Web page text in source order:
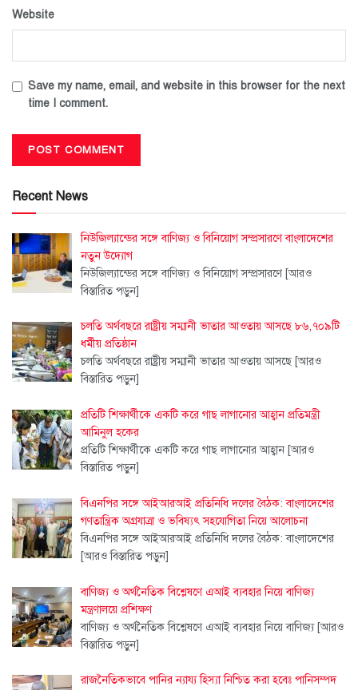
Website
Save my name, email, and website in this browser for the next
time I comment.
Recent News
নিউজিল্যান্ডের সঙ্গে বাণিজ্য ও বিনিয়োগ সম্প্রসারণে বাংলাদেশের
নতুন উদ্যোগ
নিউজিল্যান্ডের সঙ্গে বাণিজ্য ও বিনিয়োগ সম্প্রসারণে [আরও
বিস্তারিত পড়ুন]
চলতি অর্থবছরে রাষ্ট্রীয় সম্মানী ভাতার আওতায় আসছে ৮৬,৭০৯টি
ধর্মীয় প্রতিষ্ঠান
চলতি অর্থবছরে রাষ্ট্রীয় সম্মানী ভাতার আওতায় আসছে [আরও
বিস্তারিত পড়ুন]
প্রতিটি শিক্ষার্থীকে একটি করে গাছ লাগানোর আহ্বান প্রতিমন্ত্রী
আমিনুল হকের
প্রতিটি শিক্ষার্থীকে একটি করে গাছ লাগানোর আহ্বান [আরও
বিস্তারিত পড়ুন]
বিএনপির সঙ্গে আইআরআই প্রতিনিধি দলের বৈঠক: বাংলাদেশের
গণতান্ত্রিক অগ্রযাত্রা ও ভবিষ্যৎ সহযোগিতা নিয়ে আলোচনা
বিএনপির সঙ্গে আইআরআই প্রতিনিধি দলের বৈঠক: বাংলাদেশের
[আরও বিস্তারিত পড়ুন]
বাণিজ্য ও অর্থনৈতিক বিশ্লেষণে এআই ব্যবহার নিয়ে বাণিজ্য
মন্ত্রণালয়ে প্রশিক্ষণ
বাণিজ্য ও অর্থনৈতিক বিশ্লেষণে এআই ব্যবহার নিয়ে বাণিজ্য [আরও
বিস্তারিত পড়ুন]
‎রাজনৈতিকভাবে পানির ন্যায্য হিস্যা নিশ্চিত করা হবেঃ পানিসম্পদ